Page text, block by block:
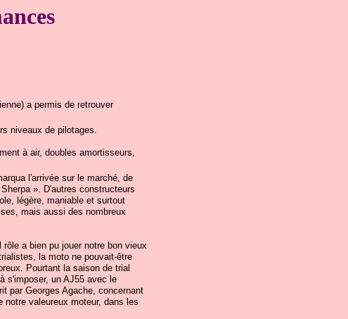
a permis de retrouver
niveaux de pilotages.
à air, doubles amortisseurs,
l'arrivée sur le marché, de
». D'autres constructeurs
légère, maniable et surtout
mais aussi des nombreux
a bien pu jouer notre bon vieux
la moto ne pouvait-être
Pourtant la saison de trial
s'imposer, un AJ55 avec le
par Georges Agache, concernant
notre valeureux moteur, dans les